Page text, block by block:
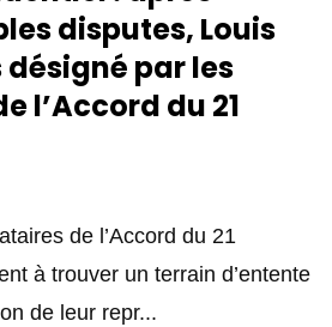
disputes, Louis
désigné par les
l’Accord du 21
de l’Accord du 21
à trouver un terrain d’entente
de leur repr...